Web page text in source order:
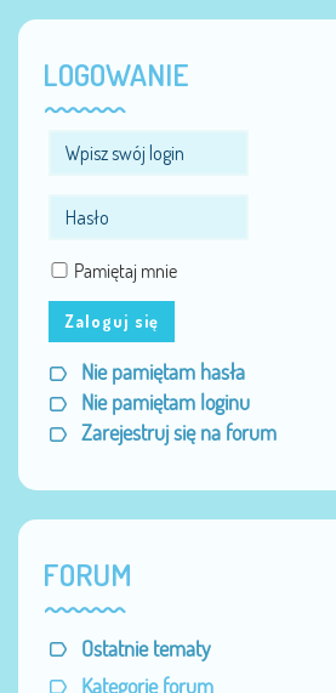
LOGOWANIE
Pamiętaj mnie
Zaloguj się
Nie pamiętam hasła
Nie pamiętam loginu
Zarejestruj się na forum
FORUM
Ostatnie tematy
Kategorie forum